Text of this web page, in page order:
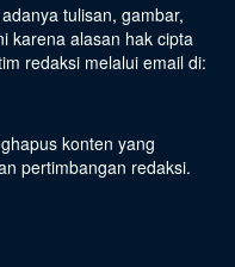
tulisan, gambar,
karena alasan hak cipta
redaksi melalui email di:
konten yang
pertimbangan redaksi.